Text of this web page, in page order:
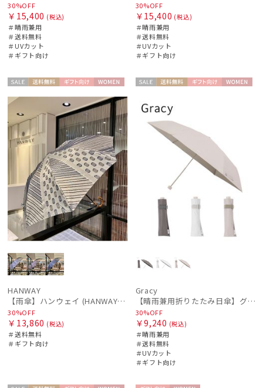
30%OFF
￥15,400 (税込)
＃晴雨兼用
＃送料無料
＃UVカット
＃ギフト向け
30%OFF
￥15,400 (税込)
＃晴雨兼用
＃送料無料
＃UVカット
＃ギフト向け
ル
向け
N
HANWAY
【雨傘】ハンウェイ (HANWAY) 日本製
30%OFF
￥13,860 (税込)
＃送料無料
＃ギフト向け
ル
料
Gracy
【晴雨兼用折りたたみ日傘】グレイシー (Gracy) Tonal color 一級遮光99.99% 遮熱 UV99％ 簡単開閉
30%OFF
￥9,240 (税込)
＃晴雨兼用
＃送料無料
＃UVカット
＃ギフト向け